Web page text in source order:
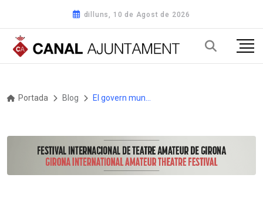
dilluns, 10 de Agost de 2026
Portada Blog